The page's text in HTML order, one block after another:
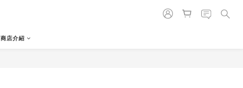
商店介紹